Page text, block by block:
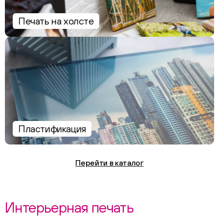
Печать на холсте
Пластификация
Перейти в каталог
Интерьерная печать